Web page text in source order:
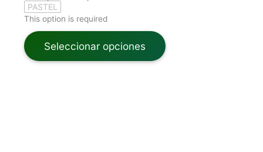
PASTEL
This option is required
Seleccionar opciones